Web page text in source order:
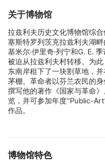
关于博物馆
拉兹利夫历史文化博物馆综
塞斯特罗列茨克拉兹利夫湖
基米尔·伊里奇·列宁和G. E.
被迫从拉兹利夫村转移。为
东南岸租下了一块割草地，
茅棚。革命者以芬兰农民的
撰写他的著作《国家与革命
览，并可参加年度“Public-
作品。
博物馆特色